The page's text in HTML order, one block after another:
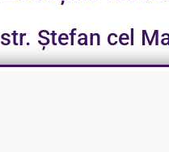
str. Ștefan cel